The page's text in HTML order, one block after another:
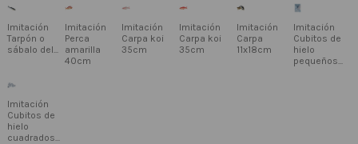
Imitación
Tarpón o
sábalo del...
Imitación
Perca
amarilla
40cm
Imitación
Carpa koi
35cm
Imitación
Carpa koi
35cm
Imitación
Carpa
11x18cm
Imitación
Cubitos de
hielo
pequeños...
Imitación
Cubitos de
hielo
cuadrados...